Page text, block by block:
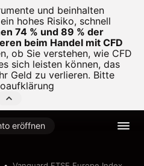
und beinhalten
hohes Risiko, schnell
74 % und 89 % der
beim Handel mit CFD
ob Sie verstehen, wie CFD
sich leisten können, das
Geld zu verlieren. Bitte
eröffnen